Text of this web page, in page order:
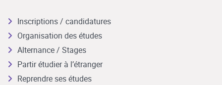
Inscriptions / candidatures
Organisation des études
Alternance / Stages
Partir étudier à l’étranger
Reprendre ses études